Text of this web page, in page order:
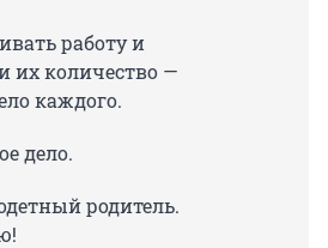
работу и
их количество —
каждого.
дело.
родитель.